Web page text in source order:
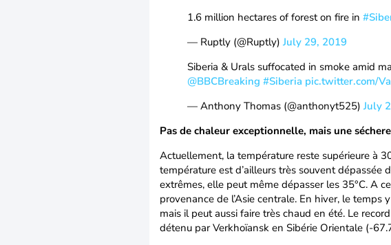
1.6 million hectares of forest on fire in
— Ruptly (@Ruptly) July 29, 2019
Siberia & Urals suffocated in smoke amid
@BBCBreaking #Siberia pic.twitter.com/
— Anthony Thomas (@anthonyt525) July
Pas de chaleur exceptionnelle, mais une
Actuellement, la température reste supérieure à
température est d’ailleurs très souvent dépassée
extrêmes, elle peut même dépasser les 35°C. A
provenance de l’Asie centrale. En hiver, le
mais il peut aussi faire très chaud en été. Le
détenu par Verkhoïansk en Sibérie Orientale (-